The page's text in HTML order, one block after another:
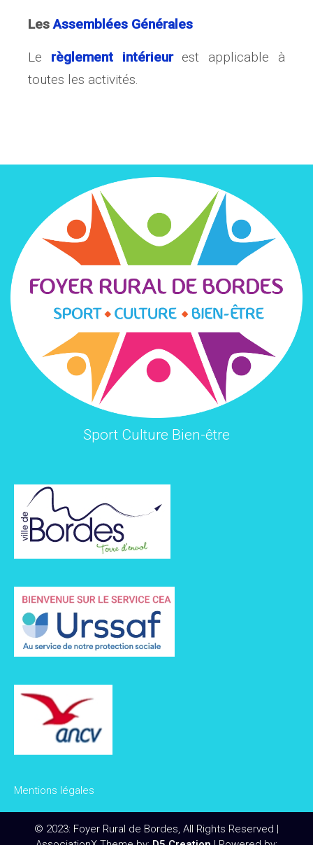
Les Assemblées Générales
Le règlement intérieur est applicable à
toutes les activités.
Sport Culture Bien-être
Mentions légales
© 2023: Foyer Rural de Bordes, All Rights Reserved |